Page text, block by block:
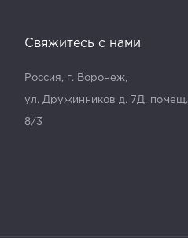
Свяжитесь с нами
Россия, г. Воронеж,
ул. Дружинников д. 7Д,
8/3